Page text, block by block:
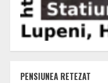
PENSIUNEA RETEZAT